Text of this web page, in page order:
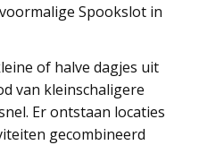
Spookslot in
of halve dagjes uit
van kleinschaligere
Er ontstaan locaties
gecombineerd